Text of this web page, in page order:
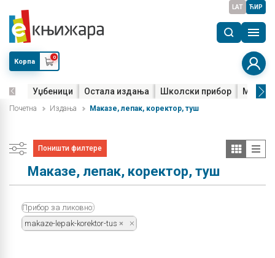
LAT ЋИР
Корпа
0
Уџбеници Остала издања Школски прибор Мала
Почетна Издања Маказе, лепак, коректор, туш
Поништи филтере
Маказе, лепак, коректор, туш
Прибор за ликовно:
makaze-lepak-korektor-tus